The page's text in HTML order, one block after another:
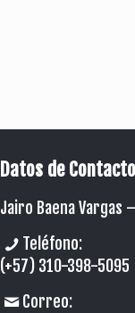
Datos de Contacto
Jairo Baena Vargas –
Teléfono:
(+57) 310-398-5095
Correo: